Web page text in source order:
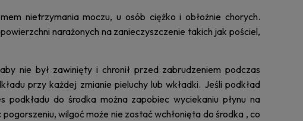
nietrzymania moczu, u osób ciężko i obłożnie chorych.
narażonych na zanieczyszczenie takich jak pościel,
nie był zawinięty i chronił przed zabrudzeniem podczas
przy każdej zmianie pieluchy lub wkładki. Jeśli podkład
do środka można zapobiec wyciekaniu płynu na
wilgoć może nie zostać wchłonięta do środka , co